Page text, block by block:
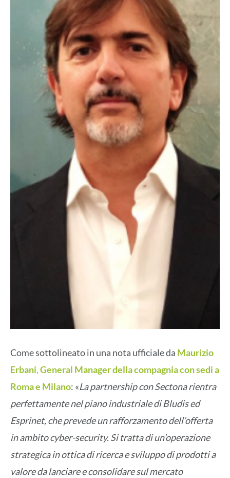
Come sottolineato in una nota ufficiale da Maurizio
Erbani,General Manager della compagnia con sedi a
Roma e Milano: «La partnership con Sectona rientra
perfettamente nel piano industriale di Bludis ed
Esprinet, che prevede un rafforzamento dell’offerta
in ambito cyber-security. Si tratta di un’operazione
strategica in ottica di ricerca e sviluppo di prodotti a
valore da lanciare e consolidare sul mercato